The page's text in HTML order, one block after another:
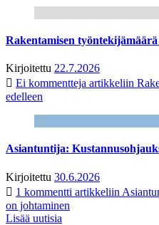
Rakentamisen työntekijämäärä
Kirjoitettu 22.7.2026
Ei kommentteja artikkeliin
edelleen
Asiantuntija:
Kirjoitettu 30.6.2026
1 kommentti artikkeliin
on johtaminen
Lisää uutisia